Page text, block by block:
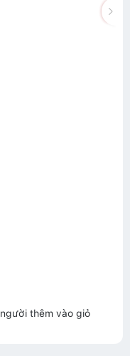
người thêm vào giỏ